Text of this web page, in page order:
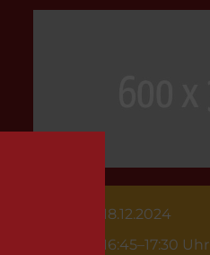
18.12.2024
16:45–17:30 Uhr